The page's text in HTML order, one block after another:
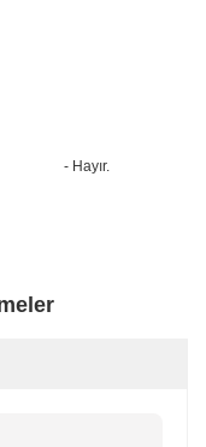
- Hayır.